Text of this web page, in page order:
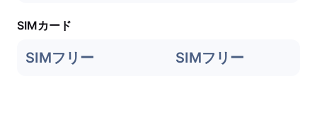
SIMカード
SIMフリー SIMフリー